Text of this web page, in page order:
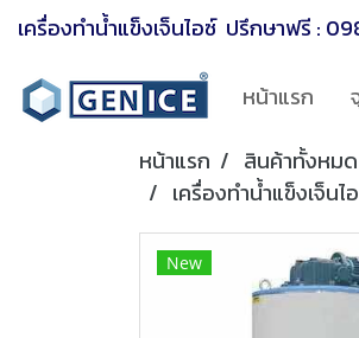
เครื่องทำน้ำแข็งเจ็นไอซ์ ปรึกษาฟรี :
หน้าแรก
หน้าแรก
สินค้าทั้งหมด
เครื่องทำน้ำแข็งเจ็น
New